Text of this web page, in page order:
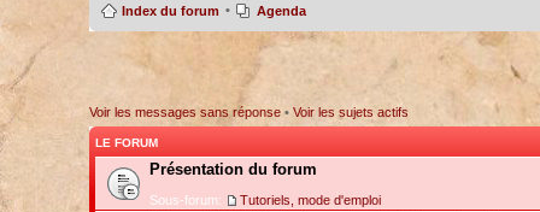
Index du forum • Agenda
Voir les messages sans réponse• Voir les sujets actifs
LE FORUM
Présentation du forum
Sous-forum: Tutoriels, mode d'emploi